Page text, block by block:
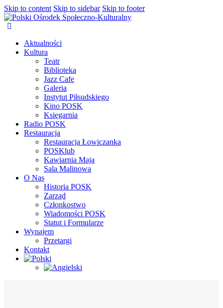
Skip to content Skip to sidebar Skip to footer
Aktualności
Kultura
Teatr
Biblioteka
Jazz Cafe
Galeria
Instytut Piłsudskiego
Kino POSK
Księgarnia
Radio POSK
Restauracja
Restauracja Łowiczanka
POSKlub
Kawiarnia Maja
Sala Malinowa
O Nas
Historia POSK
Zarząd
Członkostwo
Wiadomości POSK
Statut i Formularze
Wynajem
Przetargi
Kontakt